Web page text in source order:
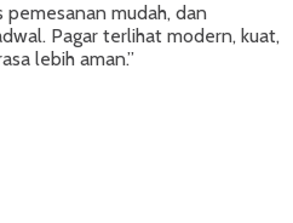
pemesanan mudah, dan
Pagar terlihat modern, kuat,
lebih aman.”